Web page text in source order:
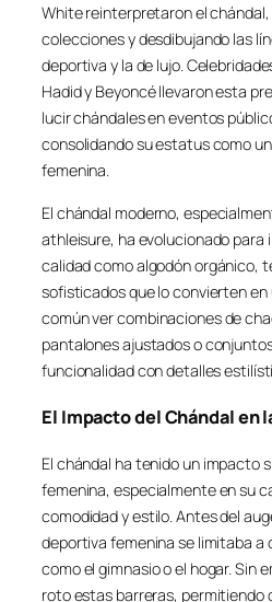
White reinterpretaron el
colecciones y desdibujando las
deportiva y la de lujo.
Hadid y Beyoncé llevaron esta
lucir chándales en eventos
consolidando su estatus como
femenina.
El chándal moderno,
athleisure, ha evolucionado para
calidad como algodón orgánico,
sofisticados que lo convierten en
común ver combinaciones de
pantalones ajustados o
funcionalidad con detalles
El Impacto del Chándal en
El chándal ha tenido un impacto
femenina, especialmente en su
comodidad y estilo. Antes del
deportiva femenina se limitaba
como el gimnasio o el hogar. Sin
roto estas barreras, permitiendo